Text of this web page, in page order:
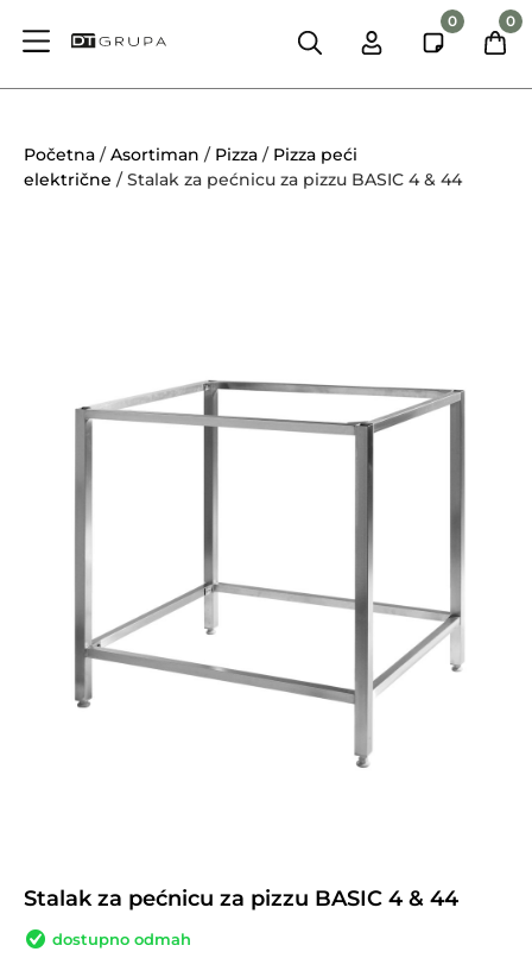
0 0
Početna /Asortiman / Pizza / Pizza peći
električne / Stalak za pećnicu za pizzu BASIC 4 & 44
Stalak za pećnicu za pizzu BASIC 4 & 44
dostupno odmah